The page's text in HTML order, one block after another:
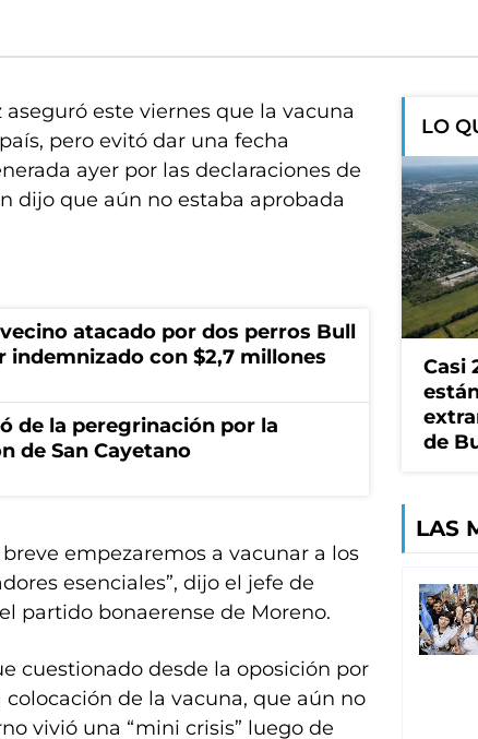
este viernes que la vacuna
pero evitó dar una fecha
ayer por las declaraciones de
dijo que aún no estaba aprobada
atacado por dos perros Bull
indemnizado con $2,7 millones
de la peregrinación por la
de San Cayetano
empezaremos a vacunar a los
esenciales”, dijo el jefe de
partido bonaerense de Moreno.
cuestionado desde la oposición por
de la vacuna, que aún no
vivió una “mini crisis” luego de
LO
Casi
de
LAS